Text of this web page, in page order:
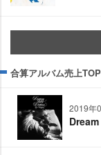
合算アルバム売上
2019年